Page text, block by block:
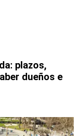
plazos,
dueños e